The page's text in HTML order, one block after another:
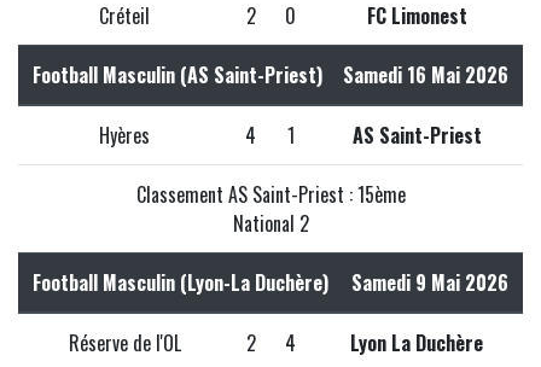
Créteil 2 0 FC Limonest
Football Masculin (AS Saint-Priest) Samedi 16 Mai 2026
Hyères 4 1 AS Saint-Priest
Classement AS Saint-Priest : 15ème
National 2
Football Masculin (Lyon-La Duchère) Samedi 9 Mai 2026
Réserve de l'OL 2 4 Lyon La Duchère